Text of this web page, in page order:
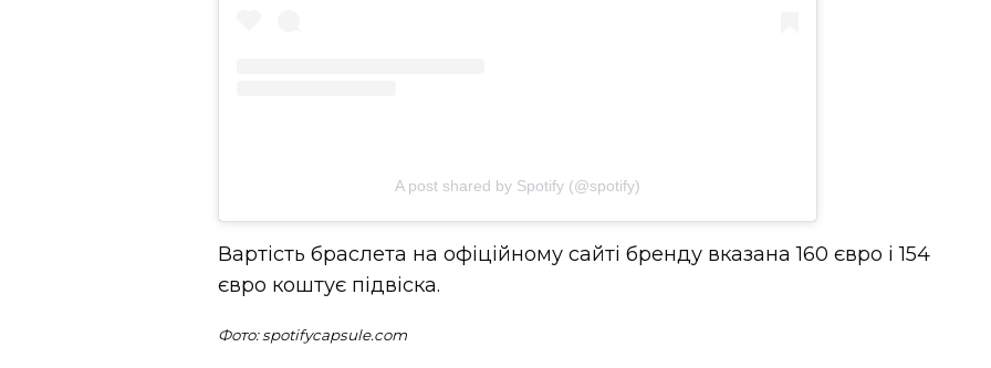
A post shared by Spotify (@spotify)
Вартість браслета на офіційному сайті бренду вказана 160 євро і 154
євро коштує підвіска.
Фото: spotifycapsule.com